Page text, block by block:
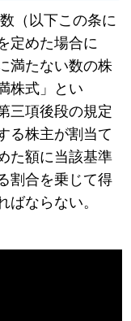
（以下この条に
定めた場合に
満たない数の株
株式」とい
三項後段の規定
る株主が割当て
た額に当該基準
割合を乗じて得
ばならない。